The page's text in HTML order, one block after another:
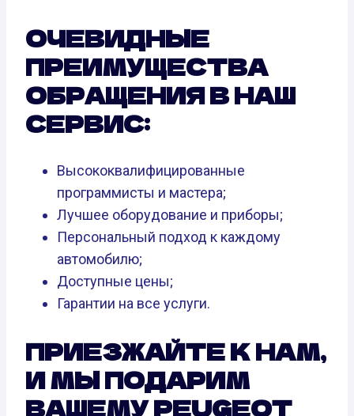
ОЧЕВИДНЫЕ
ПРЕИМУЩЕСТВА
ОБРАЩЕНИЯ В НАШ
СЕРВИС:
Высококвалифицированные
программисты и мастера;
Лучшее оборудование и приборы;
Персональный подход к каждому
автомобилю;
Доступные цены;
Гарантии на все услуги.
ПРИЕЗЖАЙТЕ К НАМ,
И МЫ ПОДАРИМ
ВАШЕМУ PEUGEOT